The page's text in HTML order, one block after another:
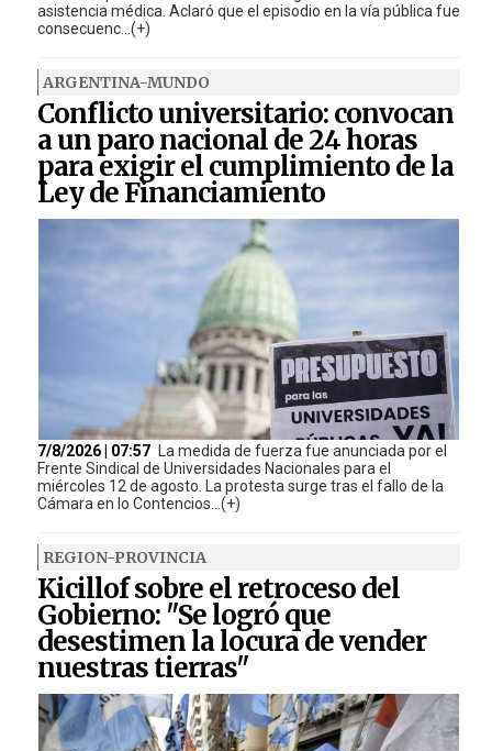
asistencia médica. Aclaró que el episodio en la vía pública fue
consecuenc...(+)
ARGENTINA-MUNDO
Conflicto universitario: convocan
a un paro nacional de 24 horas
para exigir el cumplimiento de la
Ley de Financiamiento
7/8/2026 | 07:57
La medida de fuerza fue anunciada por el
Frente Sindical de Universidades Nacionales para el
miércoles 12 de agosto. La protesta surge tras el fallo de la
Cámara en lo Contencios...(+)
REGION-PROVINCIA
Kicillof sobre el retroceso del
Gobierno: "Se logró que
desestimen la locura de vender
nuestras tierras"